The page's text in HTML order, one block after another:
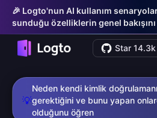
🎉 Logto'nun AI kullanım
sunduğu özelliklerin genel bakışını
Star 14.3k
💡
Neden kendi kimlik
gerektiğini ve bunu yapan
olduğunu öğren